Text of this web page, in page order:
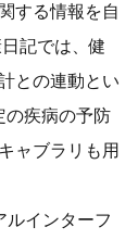
する情報を自
記では、健
との連動とい
の疾病の予防
ャブラリも用
インターフ